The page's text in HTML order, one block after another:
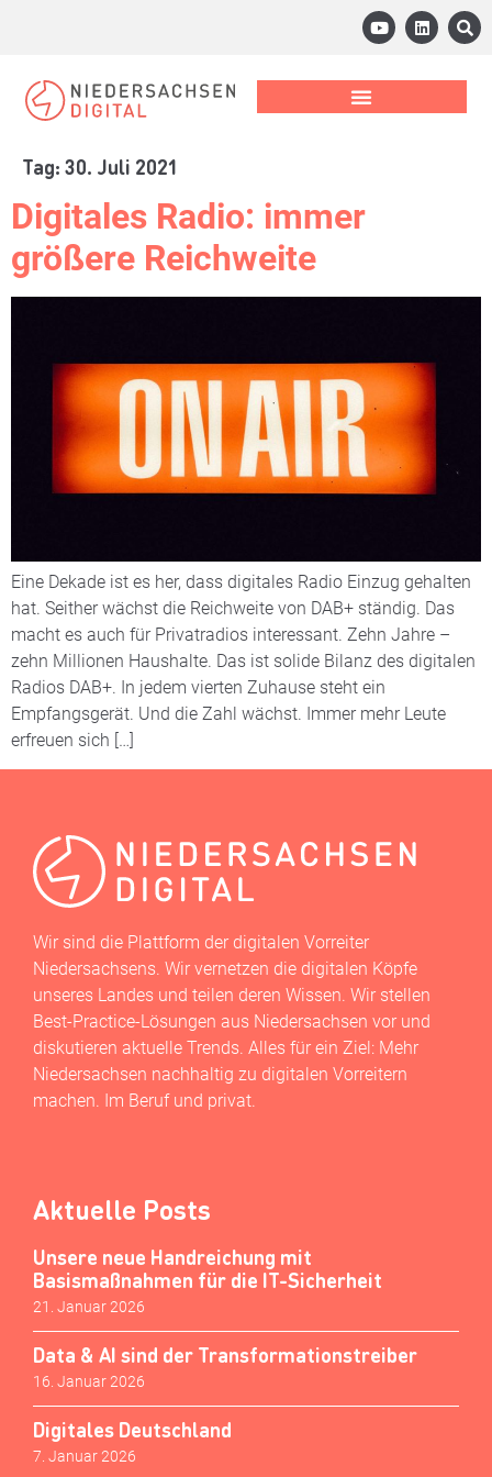
Tag: 30. Juli 2021
Digitales Radio: immer
größere Reichweite
Eine Dekade ist es her, dass digitales Radio Einzug gehalten
hat. Seither wächst die Reichweite von DAB+ ständig. Das
macht es auch für Privatradios interessant. Zehn Jahre –
zehn Millionen Haushalte. Das ist solide Bilanz des digitalen
Radios DAB+. In jedem vierten Zuhause steht ein
Empfangsgerät. Und die Zahl wächst. Immer mehr Leute
erfreuen sich […]
Wir sind die Plattform der digitalen Vorreiter
Niedersachsens. Wir vernetzen die digitalen Köpfe
unseres Landes und teilen deren Wissen. Wir stellen
Best-Practice-Lösungen aus Niedersachsen vor und
diskutieren aktuelle Trends. Alles für ein Ziel: Mehr
Niedersachsen nachhaltig zu digitalen Vorreitern
machen. Im Beruf und privat.
Aktuelle Posts
Unsere neue Handreichung mit
Basismaßnahmen für die IT-Sicherheit
21. Januar 2026
Data & AI sind der Transformationstreiber
16. Januar 2026
Digitales Deutschland
7. Januar 2026